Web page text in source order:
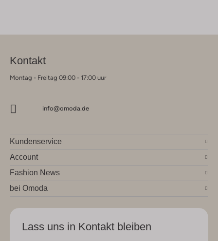
Kontakt
Montag - Freitag 09:00 - 17:00 uur
info@omoda.de
Kundenservice
Account
Fashion News
bei Omoda
Lass uns in Kontakt bleiben